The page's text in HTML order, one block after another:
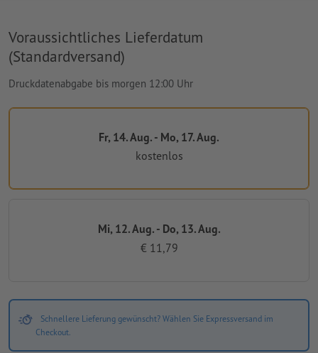
Voraussichtliches Lieferdatum
(Standardversand)
Druckdatenabgabe bis morgen 12:00 Uhr
Fr, 14. Aug. - Mo, 17. Aug.
kostenlos
Mi, 12. Aug. - Do, 13. Aug.
€ 11,79
Schnellere Lieferung gewünscht? Wählen Sie Expressversand im
Checkout.